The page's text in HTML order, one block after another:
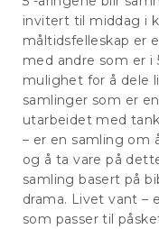
invitert til middag i
måltidsfelleskap er
med andre som er i
mulighet for å dele
samlinger som er
utarbeidet med
– er en samling om
og å ta vare på
samling basert på
drama. Livet vant –
som passer til